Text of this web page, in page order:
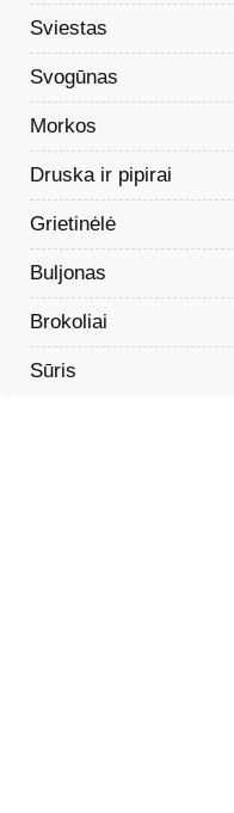
Sviestas
Svogūnas
Morkos
Druska ir pipirai
Grietinėlė
Buljonas
Brokoliai
Sūris